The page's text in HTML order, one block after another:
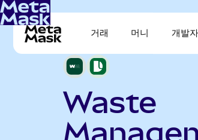
거래 머니 개발자
Waste